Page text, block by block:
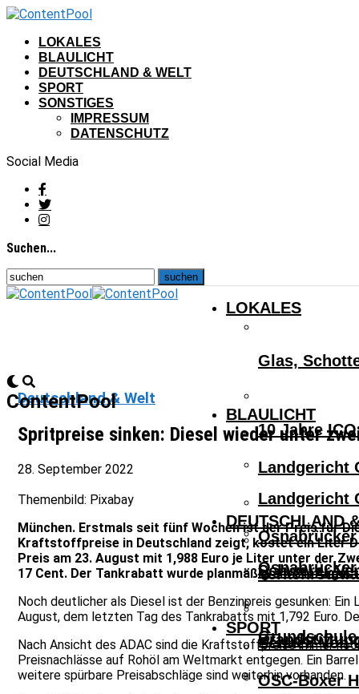
LOKALES
BLAULICHT
DEUTSCHLAND & WELT
SPORT
SONSTIGES
IMPRESSUM
DATENSCHUTZ
Social Media
Suchen...
ContentPool
LOKALES
Glas,
10 Jahre
Landgericht
BLAULICHT
Landgericht
Schwerer
DEUTSCHLAND
Schnell Von
SPORT
OSC-Boxer
Deutschland & Welt
Spritpreise sinken: Diesel wieder unter
28. September 2022
Themenbild: Pixabay
München. Erstmals seit fünf Wochen ist der Preis für
Kraftstoffpreise in Deutschland zeigt, kostet ein Liter
Preis am 23. August mit 1,988 Euro je Liter unter der
17 Cent. Der Tankrabatt wurde planmäßig am 31.
Noch deutlicher als Diesel ist der Benzinpreis gesunken:
August, dem letzten Tag des Tankrabatts mit 1,792 Euro.
Nach Ansicht des ADAC sind die Kraftstoffpreise immer
Preisnachlässe auf Rohöl am Weltmarkt entgegen. Ein
weitere spürbare Preisabschläge sind weiterhin vorhanden.